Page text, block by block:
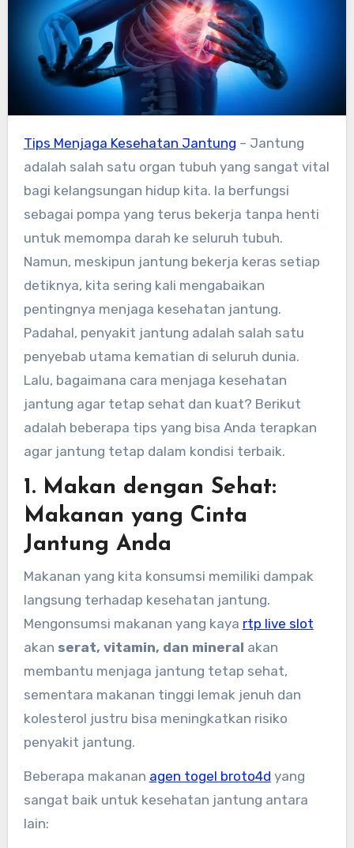
Tips Menjaga Kesehatan Jantung – Jantung
adalah salah satu organ tubuh yang sangat vital
bagi kelangsungan hidup kita. Ia berfungsi
sebagai pompa yang terus bekerja tanpa henti
untuk memompa darah ke seluruh tubuh.
Namun, meskipun jantung bekerja keras setiap
detiknya, kita sering kali mengabaikan
pentingnya menjaga kesehatan jantung.
Padahal, penyakit jantung adalah salah satu
penyebab utama kematian di seluruh dunia.
Lalu, bagaimana cara menjaga kesehatan
jantung agar tetap sehat dan kuat? Berikut
adalah beberapa tips yang bisa Anda terapkan
agar jantung tetap dalam kondisi terbaik.
1. Makan dengan Sehat:
Makanan yang Cinta
Jantung Anda
Makanan yang kita konsumsi memiliki dampak
langsung terhadap kesehatan jantung.
Mengonsumsi makanan yang kaya rtp live slot
akan serat, vitamin, dan mineral akan
membantu menjaga jantung tetap sehat,
sementara makanan tinggi lemak jenuh dan
kolesterol justru bisa meningkatkan risiko
penyakit jantung.
Beberapa makanan agen togel broto4d yang
sangat baik untuk kesehatan jantung antara
lain: